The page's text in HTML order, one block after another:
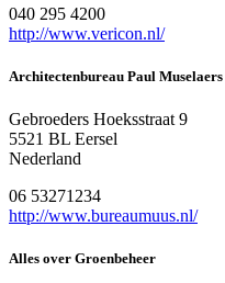
040 295 4200
http://www.vericon.nl/
Architectenbureau Paul Muselaers
Gebroeders Hoeksstraat 9
5521 BL Eersel
Nederland
06 53271234
http://www.bureaumuus.nl/
Alles over Groenbeheer